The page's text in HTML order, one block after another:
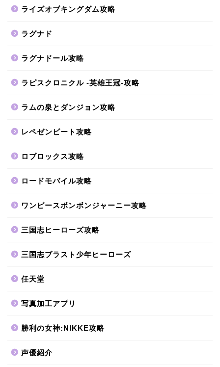
ライズオブキングダム攻略
ラグナド
ラグナドール攻略
ラピスクロニクル -英雄王冠-攻略
ラムの泉とダンジョン攻略
レペゼンビート攻略
ロブロックス攻略
ロードモバイル攻略
ワンピースボンボンジャーニー攻略
三国志ヒーローズ攻略
三国志ブラスト少年ヒーローズ
任天堂
写真加工アプリ
勝利の女神:NIKKE攻略
声優紹介